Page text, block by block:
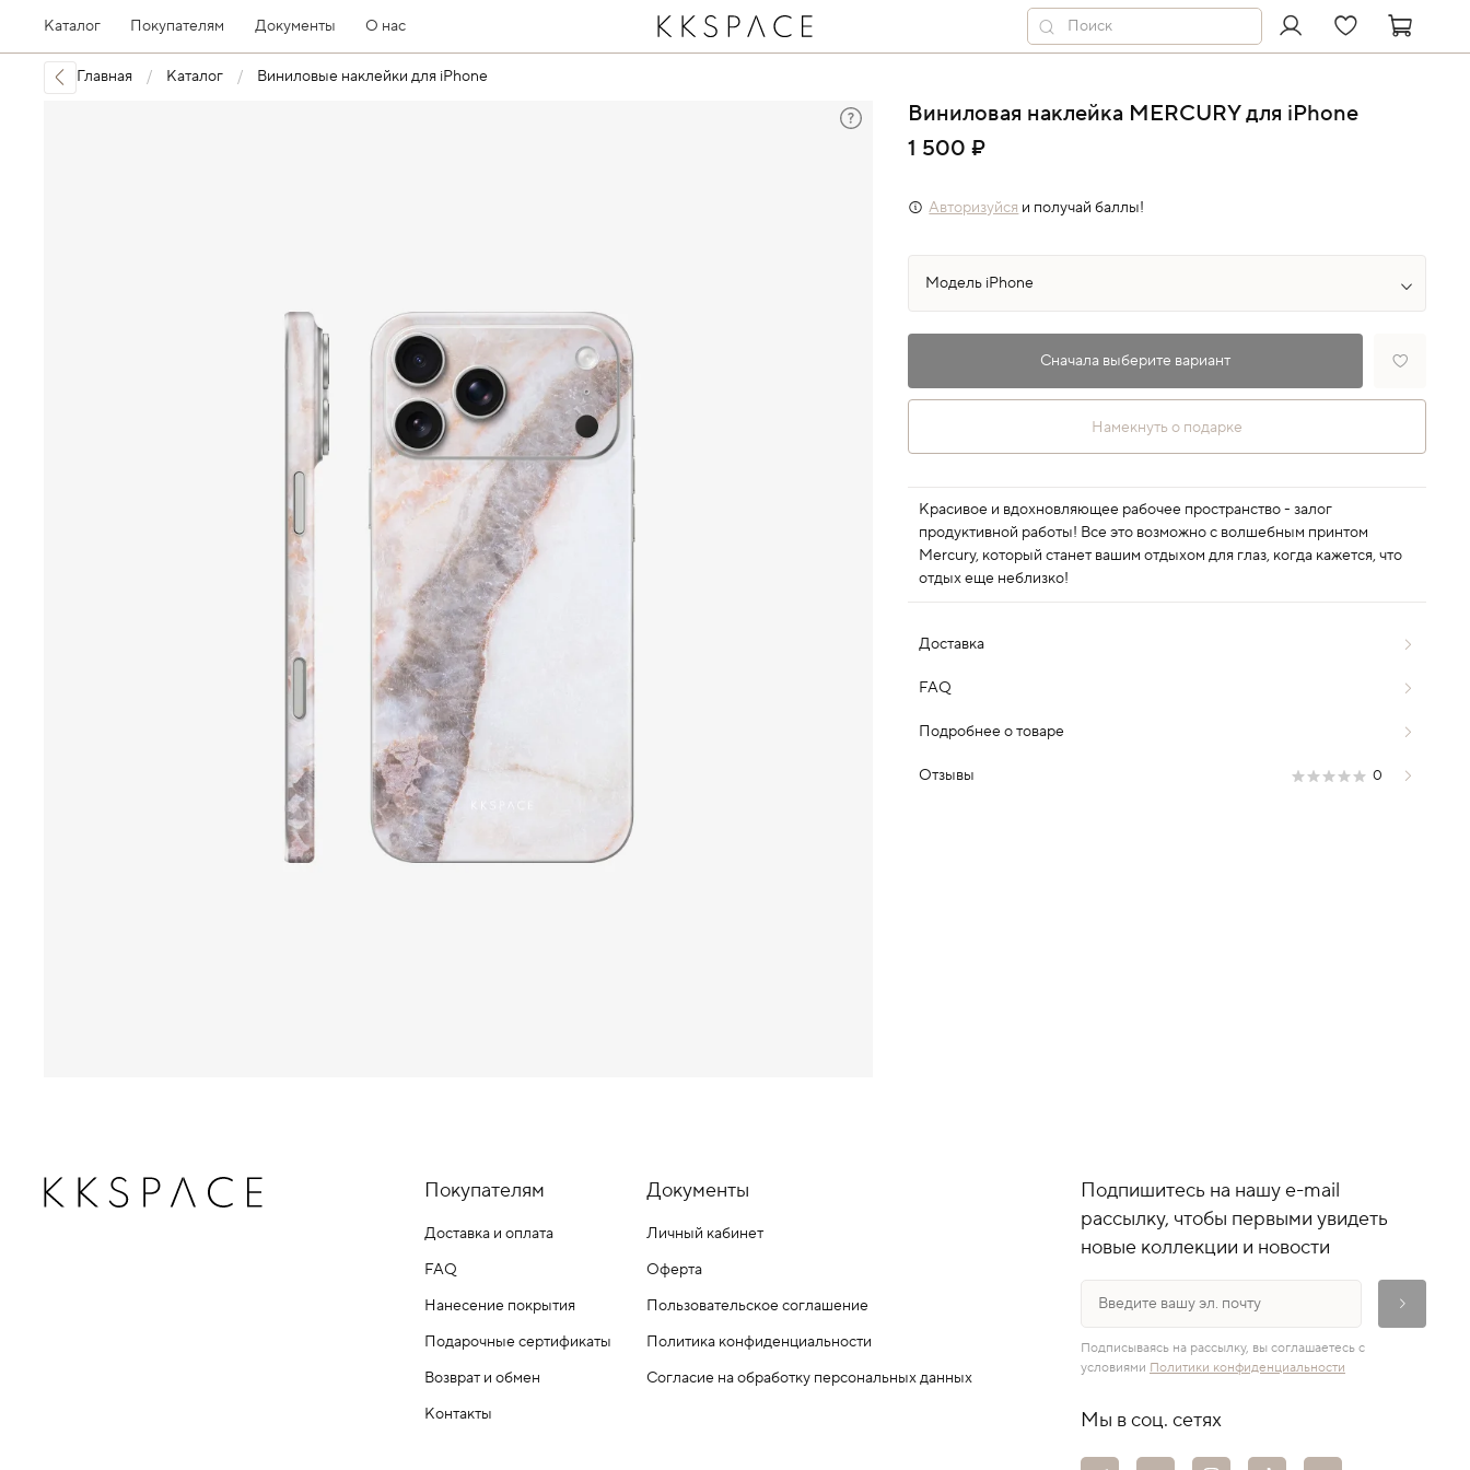
Каталог Покупателям Документы О нас
Главная Каталог Виниловые наклейки для iPhone
Виниловая наклейка MERCURY для iPhone
1 500 ₽
Авторизуйся и получай баллы!
Сначала выберите вариант
Намекнуть о подарке
Красивое и вдохновляющее рабочее пространство - залог
продуктивной работы! Все это возможно с волшебным принтом
Mercury, который станет вашим отдыхом для глаз, когда кажется, что
отдых еще неблизко!
Доставка
FAQ
Подробнее о товаре
Отзывы 0
Покупателям
Доставка и оплата
FAQ
Нанесение покрытия
Подарочные сертификаты
Возврат и обмен
Контакты
Документы
Личный кабинет
Оферта
Пользовательское соглашение
Политика конфиденциальности
Согласие на обработку персональных данных
Подпишитесь на нашу e-mail
рассылку, чтобы первыми увидеть
новые коллекции и новости
Подписываясь на рассылку, вы соглашаетесь с
условиями Политики конфиденциальности
Мы в соц. сетях